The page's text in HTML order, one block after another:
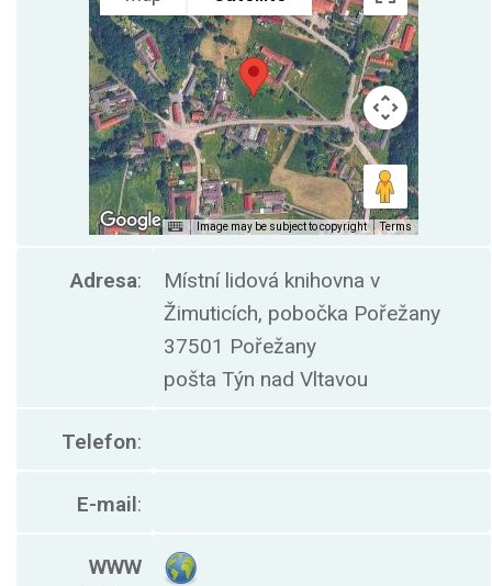
Adresa:
Místní lidová knihovna v
Žimuticích, pobočka Pořežany
37501 Pořežany
pošta Týn nad Vltavou
Telefon:
E-mail:
WWW